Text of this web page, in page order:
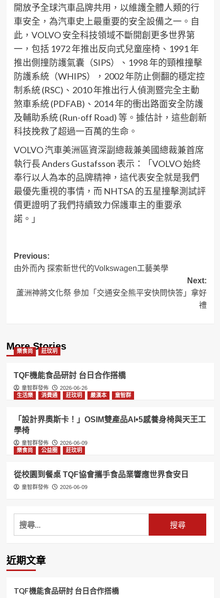
開放予全球汽車品牌共用，以維護全體人類的行
車安全，為汽車史上最重要的安全設備之一。自
此，VOLVO 安全科技領域不斷開創更多世界第
一，包括 1972 年推出反向式兒童座椅、1991 年
推出側撞防護氣囊（SIPS）、1998 年的頸椎撞擊
防護系統（WHIPS），2002 年防止側翻的穩定控
制系統 (RSC)、2010 年推出行人偵測暨完全主動
煞車系統 (PDFAB)、2014 年的衝出路面安全防護
及輔助系統 (Run-off Road) 等。據估計，這些創新
科技挽救了超過一百萬的生命。
VOLVO 汽車美洲區資深副總裁兼美國總裁兼首席
執行長 Anders Gustafsson 表示：「VOLVO 始終
奉行以人為本的品牌精神，這代表安全就是我們
最優先重視的事情，而 NHTSA 的五星撞擊測試評
價更證明了我們持續致力保護車主的重要承
諾。」
Post
navigation
Previous:
由外而內 探索新世代的Volkswagen工藝美學
Next:
蘆洲神將文化祭 參加「交通安全熊平安快問快答」拿好
禮
More Stories
樂食尚 莊玟玥
TQF機能食品研討 台日合作搭橋
童智群發佈
2026-06-26
生活樂
消費通 莊玟玥 嚴漢本 童智群
「設計界奧斯卡！」OSIM雙產品AI•5感養身椅與天王工
學椅
童智群發佈
2026-06-09
樂食尚
公益圈 莊玟玥
從校園到餐桌 TQF協會攜手食品業響應世界食安日
童智群發佈 2026-06-09
搜
尋
鍵
字:
近期文章
TQF機能食品研討 台日合作搭橋